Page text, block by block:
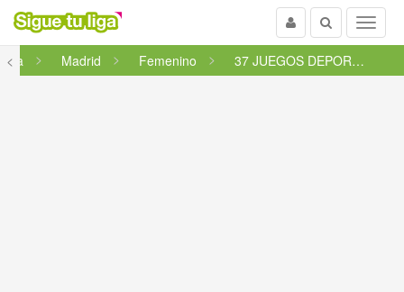
Menu
Buscar
Usuario
<
Madrid Femenino 37 JUEGOS DEPORTIVOS MUNICIPAL...